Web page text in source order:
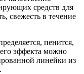
средств для
свежесть в течение
пенится,
эффекта можно
линейки из